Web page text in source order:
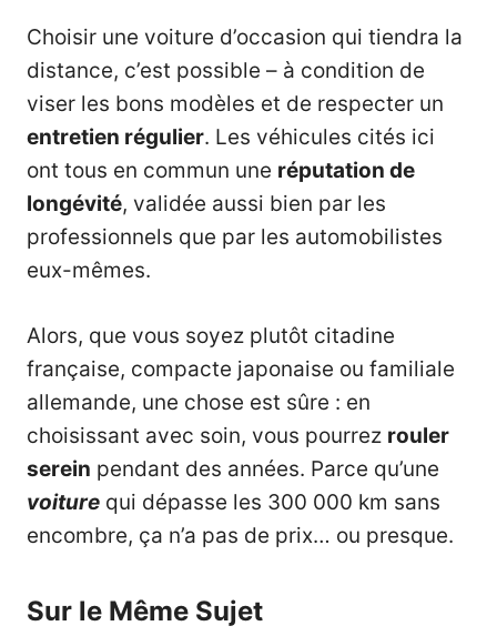
Choisir une voiture d’occasion qui tiendra la
distance, c’est possible – à condition de
viser les bons modèles et de respecter un
entretien régulier. Les véhicules cités ici
ont tous en commun une réputation de
longévité, validée aussi bien par les
professionnels que par les automobilistes
eux-mêmes.
Alors, que vous soyez plutôt citadine
française, compacte japonaise ou familiale
allemande, une chose est sûre : en
choisissant avec soin, vous pourrez rouler
serein pendant des années. Parce qu’une
voiture qui dépasse les 300 000 km sans
encombre, ça n’a pas de prix… ou presque.
Sur le Même Sujet